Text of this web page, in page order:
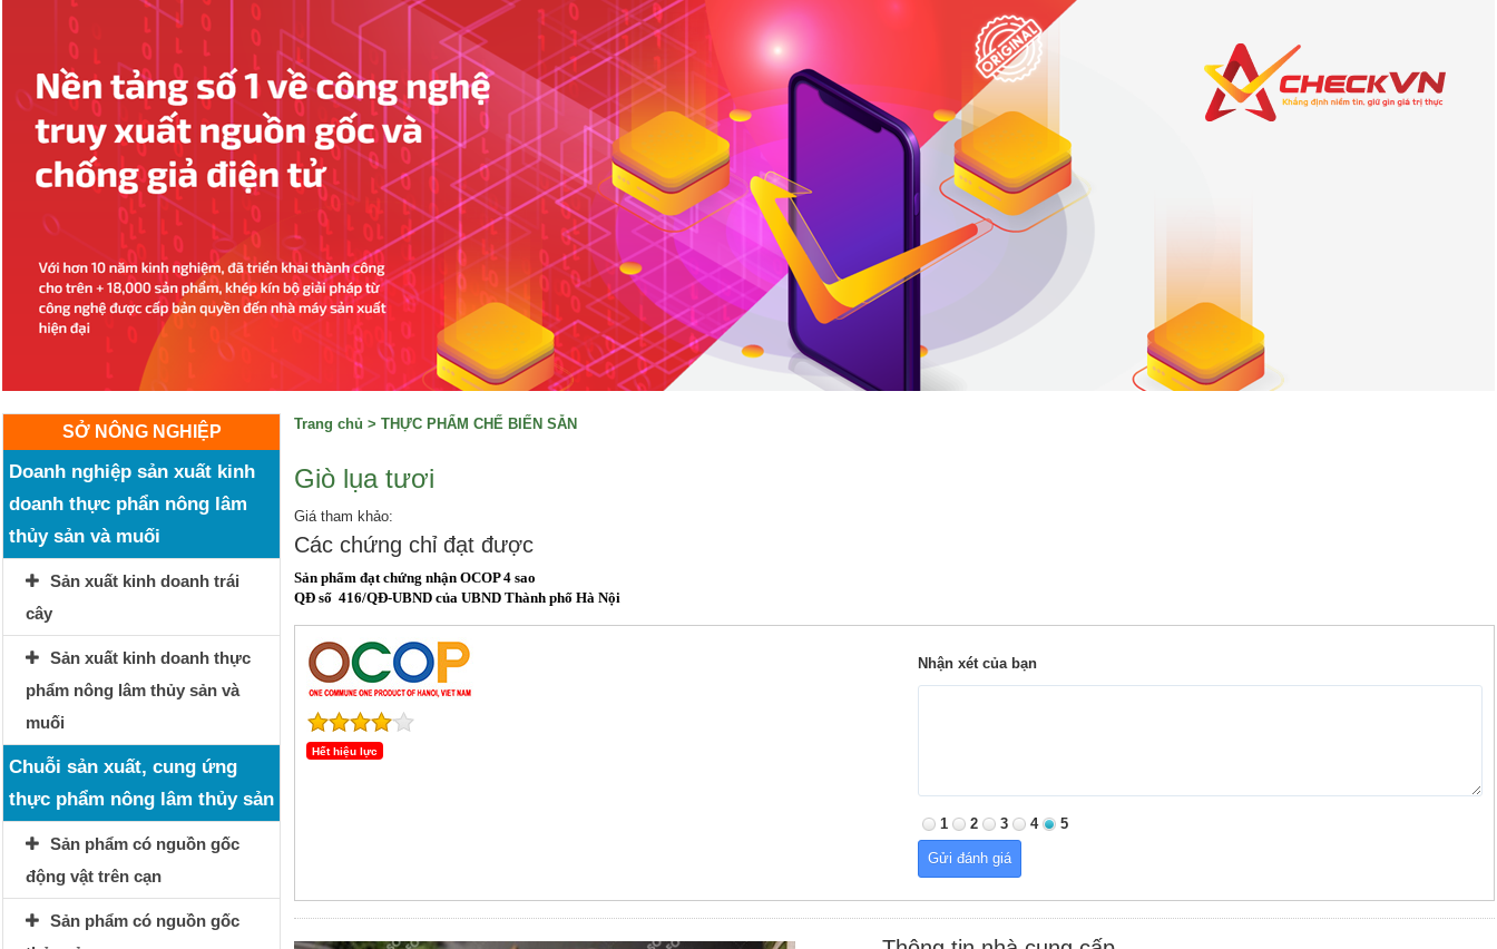
SỞ NÔNG NGHIỆP
Doanh nghiệp sản xuất kinh
doanh thực phẩn nông lâm
thủy sản và muối
Sản xuất kinh doanh trái
cây
Sản xuất kinh doanh thực
phẩm nông lâm thủy sản và
muối
Chuỗi sản xuất, cung ứng
thực phẩm nông lâm thủy sản
Sản phẩm có nguồn gốc
động vật trên cạn
Sản phẩm có nguồn gốc
Trang chủ > THỰC PHẨM CHẾ BIẾN SẴN
Giò lụa tươi
Giá tham khảo:
Các chứng chỉ đạt được
Sản phẩm đạt chứng nhận OCOP 4 sao
QĐ số 416/QĐ-UBND của UBND Thành phố Hà Nội
Hết hiệu lực
Nhận xét của bạn
1 2 3 4 5